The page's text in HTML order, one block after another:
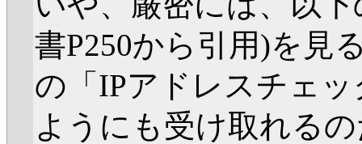
書P250から引用)を見
の「IPアドレスチェ
ようにも受け取れる